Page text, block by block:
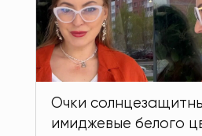
Очки
имиджевые белого